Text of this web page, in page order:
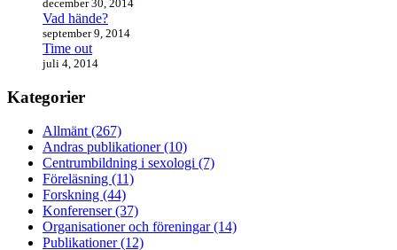
december 30, 2014
Vad hände?
september 9, 2014
Time out
juli 4, 2014
Kategorier
Allmänt (267)
Andras publikationer (10)
Centrumbildning i sexologi (7)
Föreläsning (11)
Forskning (44)
Konferenser (37)
Organisationer och föreningar (14)
Publikationer (12)